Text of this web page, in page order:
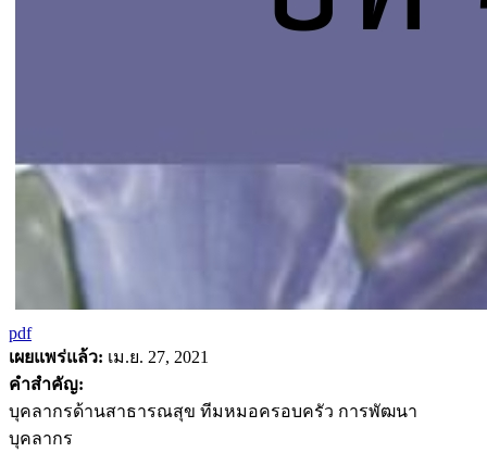
pdf
เผยแพร่แล้ว: เม.ย. 27, 2021
คำสำคัญ:
บุคลากรด้านสาธารณสุข ทีมหมอครอบครัว การพัฒนา
บุคลากร